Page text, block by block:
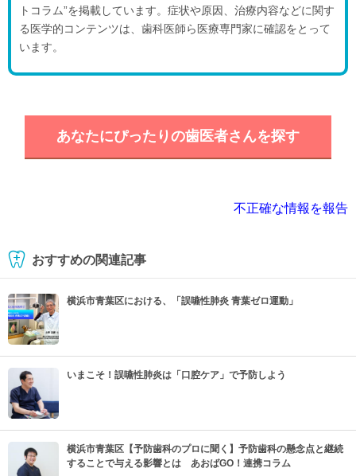
トコラム”を掲載しています。症状や原因、治療内容などに関す
る医学的コンテンツは、歯科医師ら医療専門家に確認をとって
います。
あなたにぴったりの歯医者さんを探す
不正確な情報を報告
おすすめの関連記事
横浜市青葉区における、「誤嚥性肺炎 青葉ゼロ運動」
いまこそ！誤嚥性肺炎は「口腔ケア」で予防しよう
横浜市青葉区【予防歯科のプロに聞く】予防歯科の懸念点と継続
することで与える影響とは あおばGO！連携コラム